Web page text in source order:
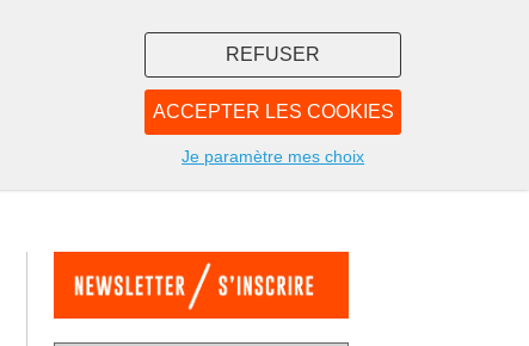
ACCEPTER LES COOKIES
REFUSER
Je paramètre mes choix
NOUS